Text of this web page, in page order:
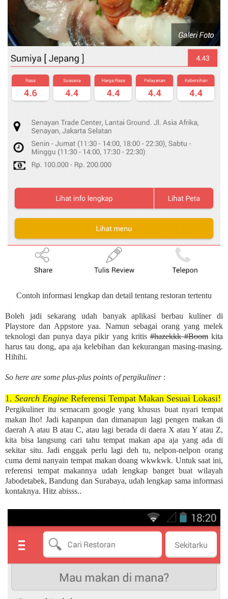
Contoh informasi lengkap dan detail tentang restoran tertentu
Boleh jadi sekarang udah banyak aplikasi berbau kuliner di
Playstore dan Appstore yaa. Namun sebagai orang yang melek
teknologi dan punya daya pikir yang kritis#hazekkk #Boomkita
harus tau dong, apa aja kelebihan dan kekurangan masing-masing.
Hihihi.
So here are some plus-plus points of pergikuliner:
1. Search Engine Referensi Tempat Makan Sesuai Lokasi!
Pergikuliner itu semacam google yang khusus buat nyari tempat
makan lho! Jadi kapanpun dan dimanapun lagi pengen makan di
daerah A atau B atau C, atau lagi berada di daera X atau Y atau Z,
kita bisa langsung cari tahu tempat makan apa aja yang ada di
sekitar situ. Jadi enggak perlu lagi deh tu, nelpon-nelpon orang
cuma demi nanyain tempat makan doang wkwkwk. Untuk saat ini,
referensi tempat makannya udah lengkap banget buat wilayah
Jabodetabek, Bandung dan Surabaya, udah lengkap sama informasi
kontaknya. Hitz abisss..